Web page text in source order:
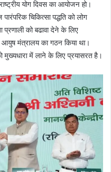
योग दिवस का आयोजन हो।
चिकित्सा पद्धति को लोग
प्रणाली को बढावा देने के लिए
मंत्रालय का गठन किया था।
में लाने के लिए प्रयासरत है।